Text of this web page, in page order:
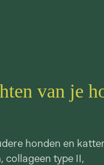
van je
honden en
collageen type II,